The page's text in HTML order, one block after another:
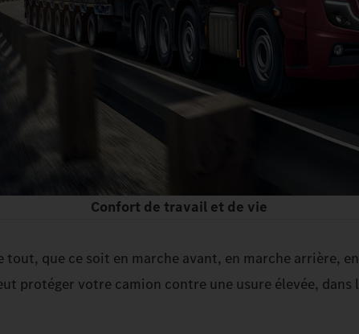
Confort de travail et de vie
que ce soit en marche avant, en marche arrière,
protéger votre camion contre une usure élevée, dans